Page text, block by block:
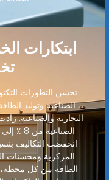
ابتكارات
تحسن التطورات
الصناعية وتوليد
التجارية والصناعية.
المركزية ومحسنات